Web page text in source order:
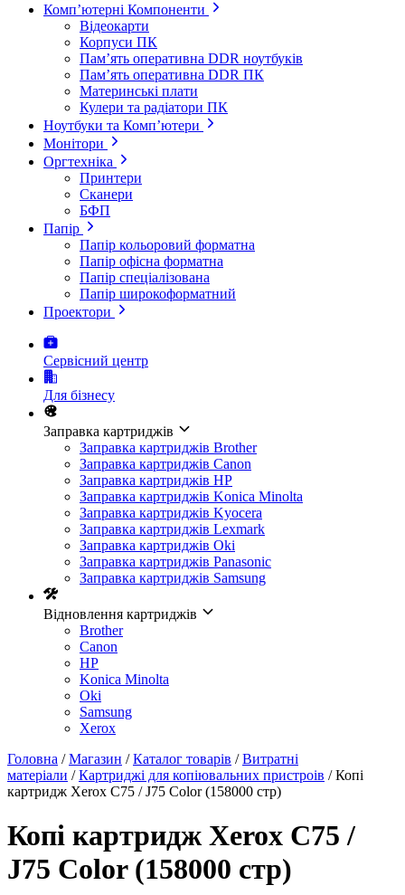
Комп’ютерні Компоненти
Відеокарти
Корпуси ПК
Пам’ять оперативна DDR ноутбуків
Пам’ять оперативна DDR ПК
Материнські плати
Кулери та радіатори ПК
Ноутбуки та Комп’ютери
Монітори
Оргтехніка
Принтери
Сканери
БФП
Папір
Папір кольоровий форматна
Папір офісна форматна
Папір спеціалізована
Папір широкоформатний
Проектори
Сервісний центр
Для бізнесу
Заправка картриджів
Заправка картриджів Brother
Заправка картриджів Canon
Заправка картриджів HP
Заправка картриджів Konica Minolta
Заправка картриджів Kyocera
Заправка картриджів Lexmark
Заправка картриджів Oki
Заправка картриджів Panasonic
Заправка картриджів Samsung
Відновлення картриджів
Brother
Canon
HP
Konica Minolta
Oki
Samsung
Xerox
Головна /Магазин /Каталог товарів /Витратні
матеріали /Картриджі для копіювальних пристроів / Копі
картридж Xerox C75 / J75 Color (158000 стр)
Копі картридж Xerox C75 /
J75 Color (158000 стр)